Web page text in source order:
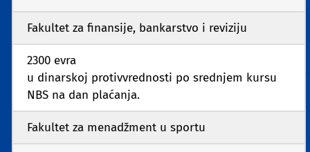
Fakultet za finansije, bankarstvo i reviziju
2300 evra
u dinarskoj protivvrednosti po srednjem kursu
NBS na dan plaćanja.
Fakultet za menadžment u sportu